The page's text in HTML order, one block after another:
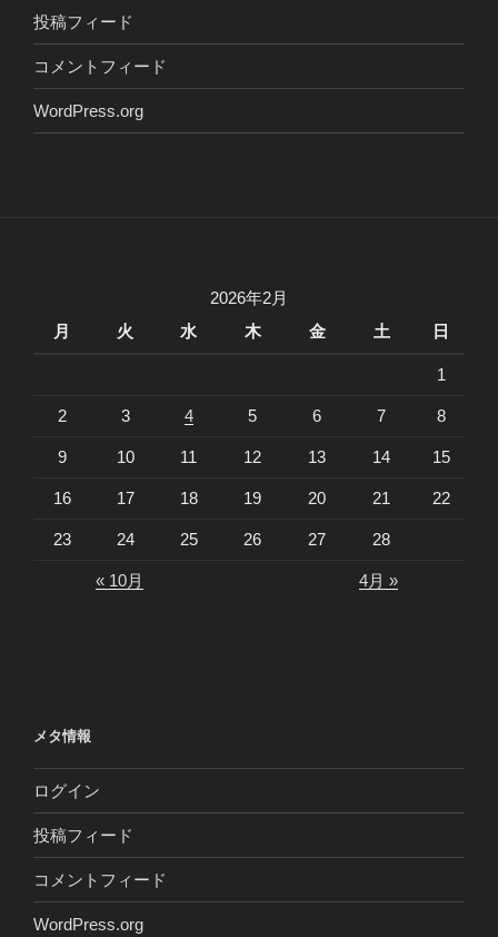
投稿フィード
コメントフィード
WordPress.org
2026年2月
月
火 水 木 金 土 日
1
2 3 4 5 6 7 8
9 10 11 12 13 14 15
16 17 18 19 20 21 22
23 24 25 26 27 28
« 10月 4月 »
メタ情報
ログイン
投稿フィード
コメントフィード
WordPress.org